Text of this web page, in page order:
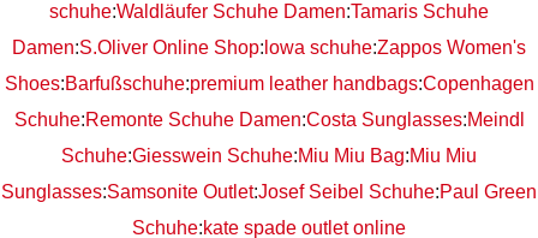
schuhe:Waldläufer Schuhe Damen:Tamaris Schuhe
Damen:S.Oliver Online Shop: lowa schuhe:Zappos Women's
Shoes:Barfußschuhe:premium leather handbags:Copenhagen
Schuhe:Remonte Schuhe Damen:Costa Sunglasses:Meindl
Schuhe:Giesswein Schuhe:Miu Miu Bag:Miu Miu
Sunglasses:Samsonite Outlet:Josef Seibel Schuhe:Paul Green
Schuhe:kate spade outlet online